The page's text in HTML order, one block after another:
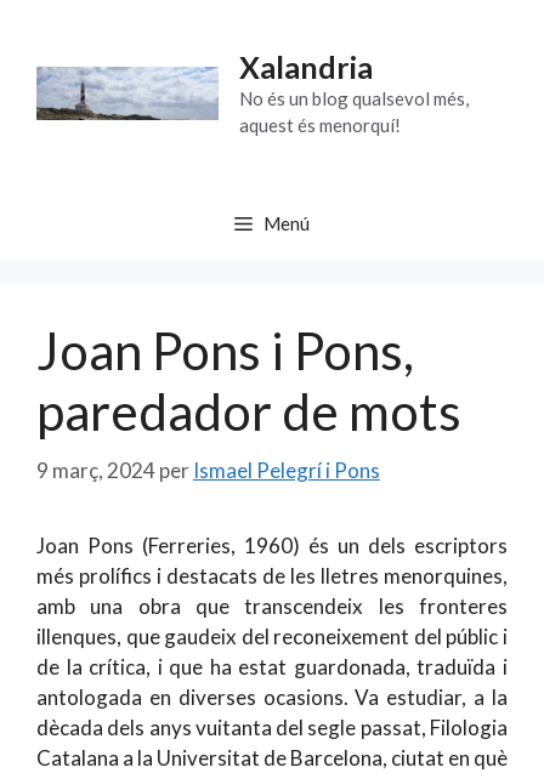
contingut
Xalandria
No és un blog qualsevol més,
aquest és menorquí!
Menú
Joan Pons i Pons,
paredador de mots
9 març, 2024per Ismael Pelegrí i Pons
Joan Pons (Ferreries, 1960) és un dels escriptors
més prolífics i destacats de les lletres menorquines,
amb una obra que transcendeix les fronteres
illenques, que gaudeix del reconeixement del públic i
de la crítica, i que ha estat guardonada, traduïda i
antologada en diverses ocasions. Va estudiar, a la
dècada dels anys vuitanta del segle passat, Filologia
Catalana a la Universitat de Barcelona, ciutat en què